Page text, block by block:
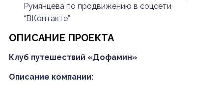
Румянцева по продвижению в соцсети
“ВКонтакте”
ОПИСАНИЕ ПРОЕКТА
Клуб путешествий «Дофамин»
Описание компании: